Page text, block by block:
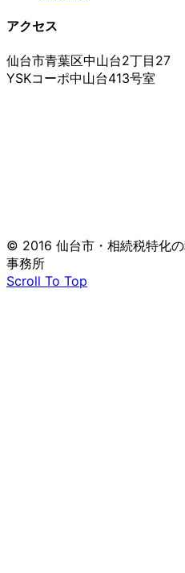
アクセス
仙台市青葉区中山台2丁目27
YSKコーポ中山台413号室
© 2016 仙台市・相続税特化
事務所
Scroll To Top